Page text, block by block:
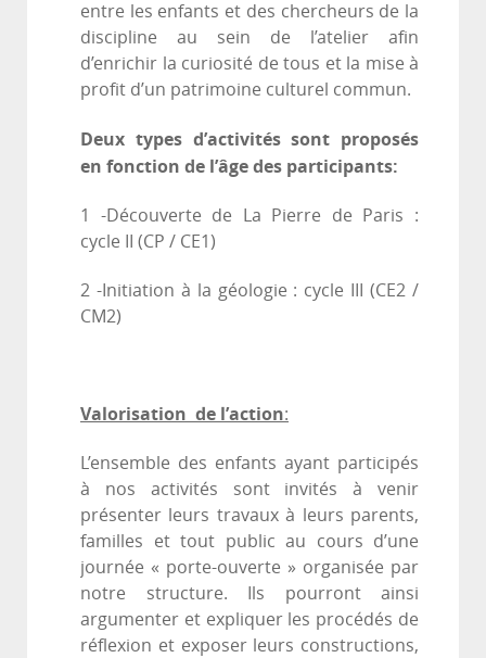
entre les enfants et des chercheurs de la
discipline au sein de l’atelier afin
d’enrichir la curiosité de tous et la mise à
profit d’un patrimoine culturel commun.
Deux types d’activités sont proposés
en fonction de l’âge des participants:
1 -Découverte de La Pierre de Paris :
cycle II (CP / CE1)
2 -Initiation à la géologie : cycle III (CE2 /
CM2)
Valorisation de l’action:
L’ensemble des enfants ayant participés
à nos activités sont invités à venir
présenter leurs travaux à leurs parents,
familles et tout public au cours d’une
journée « porte-ouverte » organisée par
notre structure. Ils pourront ainsi
argumenter et expliquer les procédés de
réflexion et exposer leurs constructions,